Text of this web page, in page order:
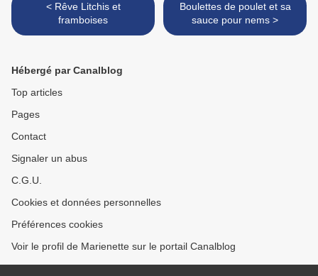
< Rêve Litchis et
framboises
Boulettes de poulet et sa
sauce pour nems >
Hébergé par Canalblog
Top articles
Pages
Contact
Signaler un abus
C.G.U.
Cookies et données personnelles
Préférences cookies
Voir le profil de Marienette sur le portail Canalblog